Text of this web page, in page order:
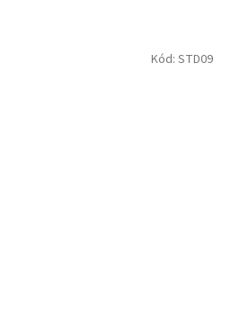
Kód: STD09